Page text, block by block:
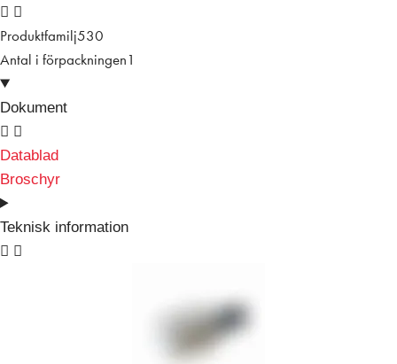
Produktfamilj530
Antal i förpackningen 1
Dokument
Datablad
Broschyr
Teknisk information